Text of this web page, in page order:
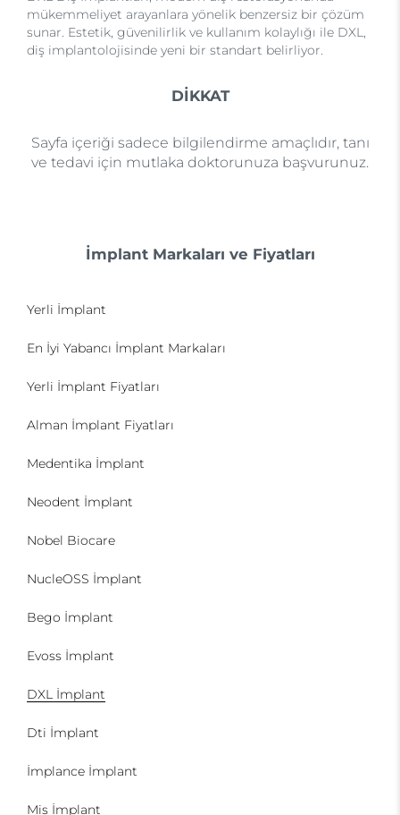
mükemmeliyet arayanlara yönelik benzersiz bir çözüm
sunar. Estetik, güvenilirlik ve kullanım kolaylığı ile DXL,
diş implantolojisinde yeni bir standart belirliyor.
DİKKAT
Sayfa içeriği sadece bilgilendirme amaçlıdır, tanı
ve tedavi için mutlaka doktorunuza başvurunuz.
İmplant Markaları ve Fiyatları
Yerli İmplant
En İyi Yabancı İmplant Markaları
Yerli İmplant Fiyatları
Alman İmplant Fiyatları
Medentika İmplant
Neodent İmplant
Nobel Biocare
NucleOSS İmplant
Bego İmplant
Evoss İmplant
DXL İmplant
Dti İmplant
İmplance İmplant
Mis İmplant